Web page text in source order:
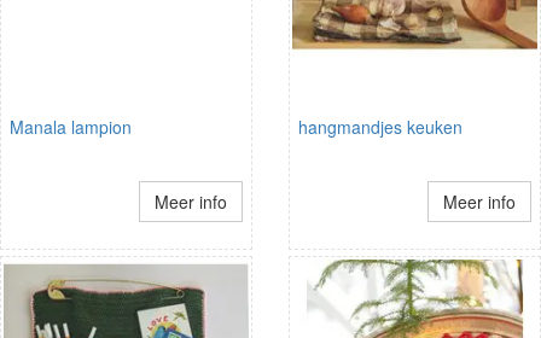
Manala lampion
Meer info
hangmandjes keuken
Meer info